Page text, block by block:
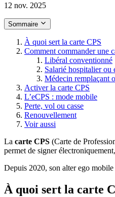
12 nov. 2025
Sommaire
À quoi sert la carte CPS
Comment commander une
Libéral conventionné
Salarié hospitalier ou
Médecin remplaçant
Activer la carte CPS
L’eCPS : mode mobile
Perte, vol ou casse
Renouvellement
Voir aussi
La carte CPS (Carte de
permet de signer
Depuis 2020, son alter ego mobile
À quoi sert la carte